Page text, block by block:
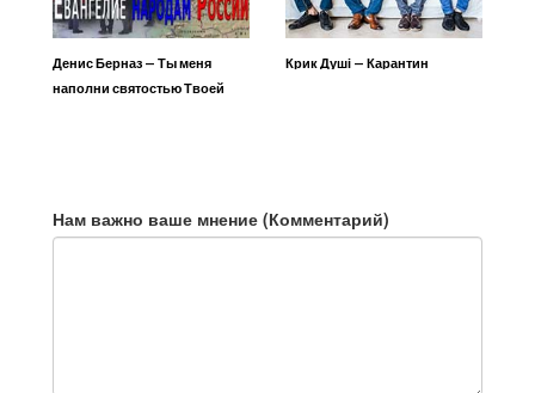
Денис Берназ — Ты меня
наполни святостью Твоей
Крик Душі — Карантин
Нам важно ваше мнение (Комментарий)